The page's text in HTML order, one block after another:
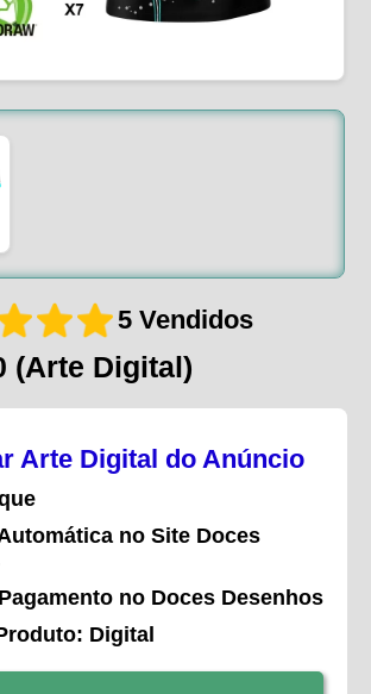
5 Vendidos
(Arte Digital)
Arte Digital do Anúncio
no Site Doces
no Doces Desenhos
Digital